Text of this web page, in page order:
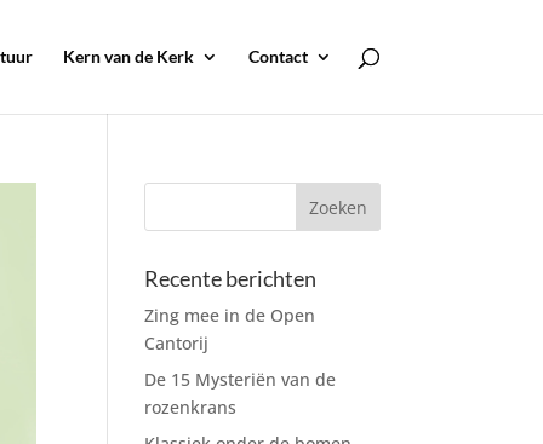
Kern van de Kerk Contact
Recente berichten
Zing mee in de Open
Cantorij
De 15 Mysteriën van de
rozenkrans